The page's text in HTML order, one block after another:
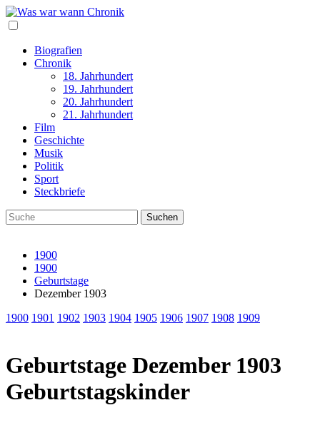
Biografien
Chronik
18. Jahrhundert
19. Jahrhundert
20. Jahrhundert
21. Jahrhundert
Film
Geschichte
Musik
Politik
Sport
Steckbriefe
1900
1900
Geburtstage
Dezember 1903
1900 1901 1902 1903 1904 1905 1906 1907 1908 1909
Geburtstage Dezember 1903
Geburtstagskinder